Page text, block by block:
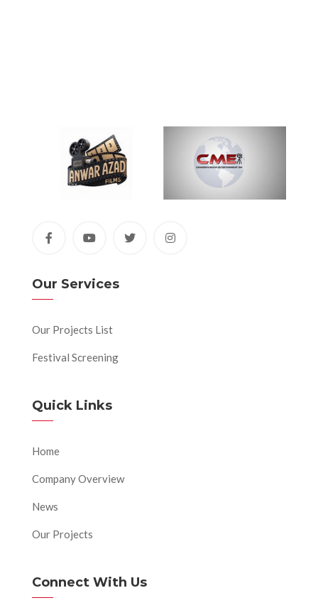
Our Services
Our Projects List
Festival Screening
Quick Links
Home
Company Overview
News
Our Projects
Connect With Us